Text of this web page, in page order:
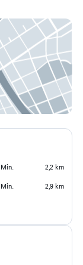
2,2 km
2,9 km